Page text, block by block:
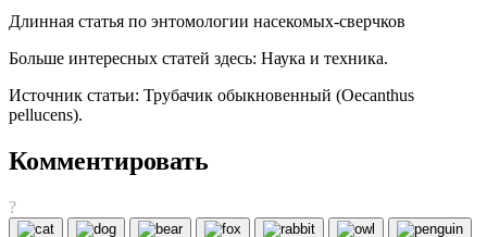
Длинная статья по энтомологии насекомых-сверчков
Больше интересных статей здесь: Наука и техника.
Источник статьи: Трубачик обыкновенный (Oecanthus
pellucens).
Комментировать
?